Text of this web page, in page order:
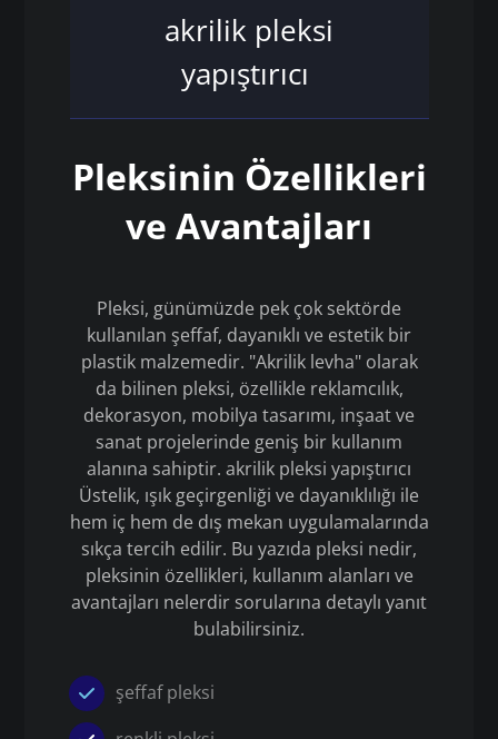
akrilik pleksi
yapıştırıcı
Pleksinin Özellikleri
ve Avantajları
Pleksi, günümüzde pek çok sektörde
kullanılan şeffaf, dayanıklı ve estetik bir
plastik malzemedir. "Akrilik levha" olarak
da bilinen pleksi, özellikle reklamcılık,
dekorasyon, mobilya tasarımı, inşaat ve
sanat projelerinde geniş bir kullanım
alanına sahiptir. akrilik pleksi yapıştırıcı
Üstelik, ışık geçirgenliği ve dayanıklılığı ile
hem iç hem de dış mekan uygulamalarında
sıkça tercih edilir. Bu yazıda pleksi nedir,
pleksinin özellikleri, kullanım alanları ve
avantajları nelerdir sorularına detaylı yanıt
bulabilirsiniz.
şeffaf pleksi